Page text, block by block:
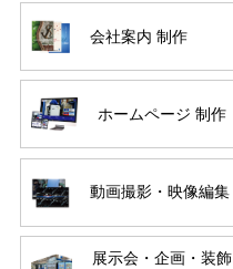
会社案内 制作
ホームページ 制作
動画撮影・映像編集
展示会・企画・装飾